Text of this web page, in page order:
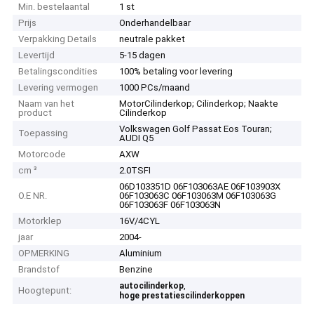
Min. bestelaantal
1 st
Prijs
Onderhandelbaar
Verpakking Details
neutrale pakket
Levertijd
5-15 dagen
Betalingscondities
100% betaling voor levering
Levering vermogen
1000 PCs/maand
Naam van het
product
MotorCilinderkop; Cilinderkop; Naakte
Cilinderkop
Toepassing
Volkswagen Golf Passat Eos Touran;
AUDI Q5
Motorcode
AXW
cm ³
2.0TSFI
O.E NR.
06D103351D 06F103063AE 06F103903X
06F103063C 06F103063M 06F103063G
06F103063F 06F103063N
Motorklep
16V/4CYL
jaar
2004-
OPMERKING
Aluminium
Brandstof
Benzine
Hoogtepunt:
autocilinderkop,
hoge prestatiescilinderkoppen